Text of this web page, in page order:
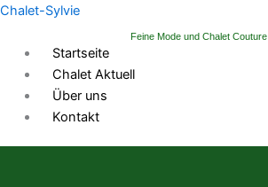
Zum
springen
Chalet-Sylvie
Feine Mode und Chalet Couture
Startseite
Chalet Aktuell
Über uns
Kontakt